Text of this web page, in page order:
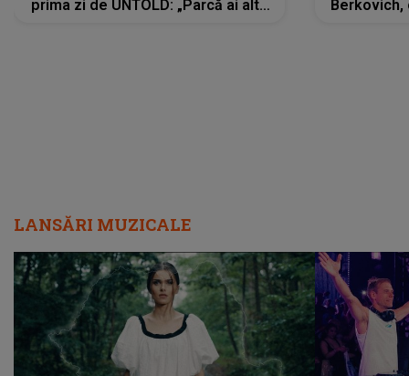
prima zi de UNTOLD: „Parcă ai altă
Berkovich,
LANSĂRI MUZICALE